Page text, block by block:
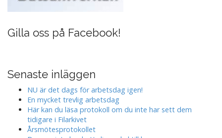
Gilla oss på Facebook!
Senaste inläggen
NU är det dags för arbetsdag igen!
En mycket trevlig arbetsdag
Här kan du läsa protokoll om du inte har sett dem
tidigare i Filarkivet
Årsmötesprotokollet